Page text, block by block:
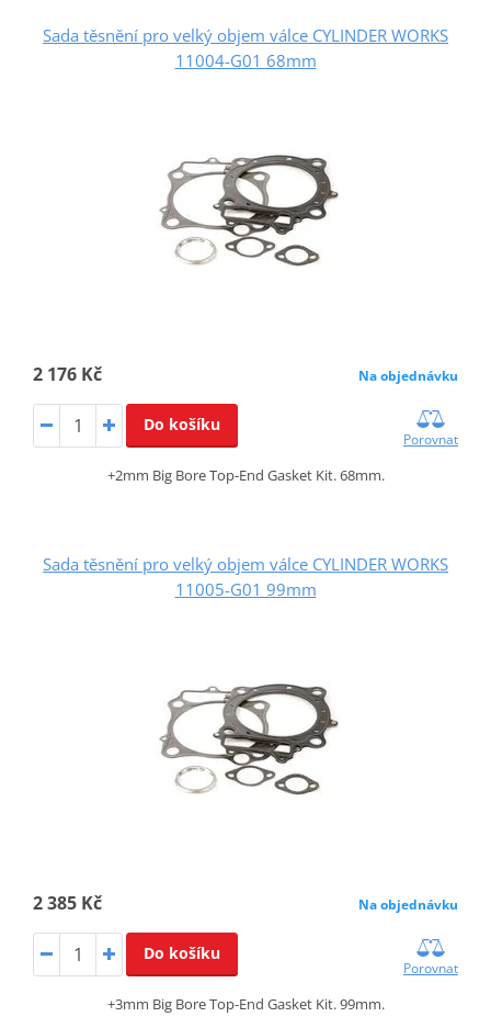
Sada těsnění pro velký objem válce CYLINDER WORKS
11004-G01 68mm
2 176 Kč Na objednávku
Do košíku
Porovnat
+2mm Big Bore Top-End Gasket Kit. 68mm.
Sada těsnění pro velký objem válce CYLINDER WORKS
11005-G01 99mm
2 385 Kč Na objednávku
Do košíku
Porovnat
+3mm Big Bore Top-End Gasket Kit. 99mm.